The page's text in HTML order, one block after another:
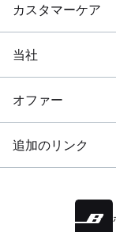
カスタマーケア
当社
オファー
追加のリンク